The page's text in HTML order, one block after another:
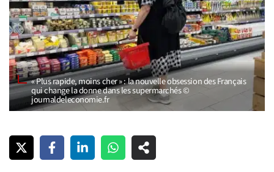
« Plus rapide, moins cher » : la nouvelle obsession des Français
qui change la donne dans les supermarchés ©
journaldeleconomie.fr